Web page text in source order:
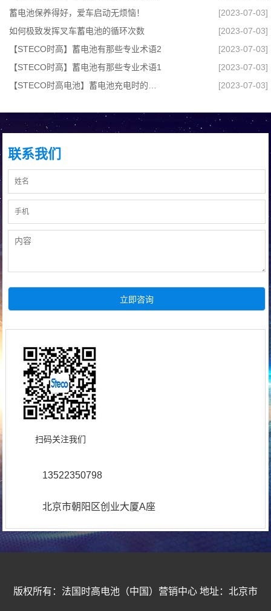
蓄电池保养得好，爱车启动无烦恼！
[2023-07-03]
如何极致发挥叉车蓄电池的循环次数
[2023-07-03]
【STECO时高】蓄电池有那些专业术语2
[2023-07-03]
【STECO时高】蓄电池有那些专业术语1
[2023-07-03]
[2023-07-03]
联系我们
扫码关注我们
13522350798
北京市朝阳区创业大厦A座
版权所有：法国时高电池（中国）营销中心 地址：北京市